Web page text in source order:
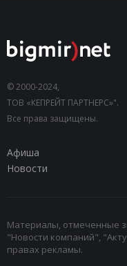
© 2000-2024,
ТОВ «КЕПРЕЙТ ПАРТНЕРС»".
Все права защищены.
Афиша
Новости
Материалы, отмеченные
"Новости компаний",
правах рекламы.